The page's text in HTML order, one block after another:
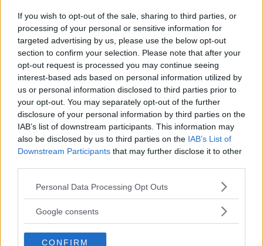
If you wish to opt-out of the sale, sharing to third parties, or
processing of your personal or sensitive information for
targeted advertising by us, please use the below opt-out
section to confirm your selection. Please note that after your
opt-out request is processed you may continue seeing
interest-based ads based on personal information utilized by
us or personal information disclosed to third parties prior to
your opt-out. You may separately opt-out of the further
disclosure of your personal information by third parties on the
IAB’s list of downstream participants. This information may
also be disclosed by us to third parties on the IAB’s List of
Downstream Participants that may further disclose it to other
Please note that this website/app uses one or more Google
not limited to your visit or usage behaviour. You may click to
use your data for below specified purposes in below Google
Personal Data Processing Opt Outs
Google consents
CONFIRM
in i en eldriven framtid. Vi testar uppfräschade
storsäljarna Volvo XC60 och BMW X3 mot helt nya
Lexus NX.
Text
Anders Helgesson
Fotograf
Simon Hamelius
Det här är en låst artikel.Logga inför
att fortsätta läsa.